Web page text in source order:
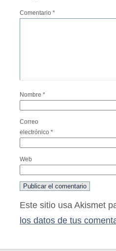
Comentario *
Nombre *
Correo
electrónico *
Web
Este sitio usa Akismet
los datos de tus